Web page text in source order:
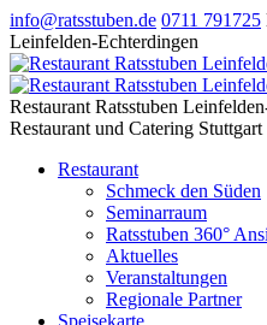
info@ratsstuben.de 0711 791725
Leinfelden-Echterdingen
Restaurant Ratsstuben
Restaurant und Catering Stuttgart
Restaurant
Schmeck den Süden
Seminarraum
Ratsstuben 360°
Aktuelles
Veranstaltungen
Regionale Partner
Speisekarte